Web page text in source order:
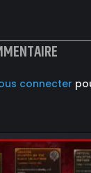
connecter